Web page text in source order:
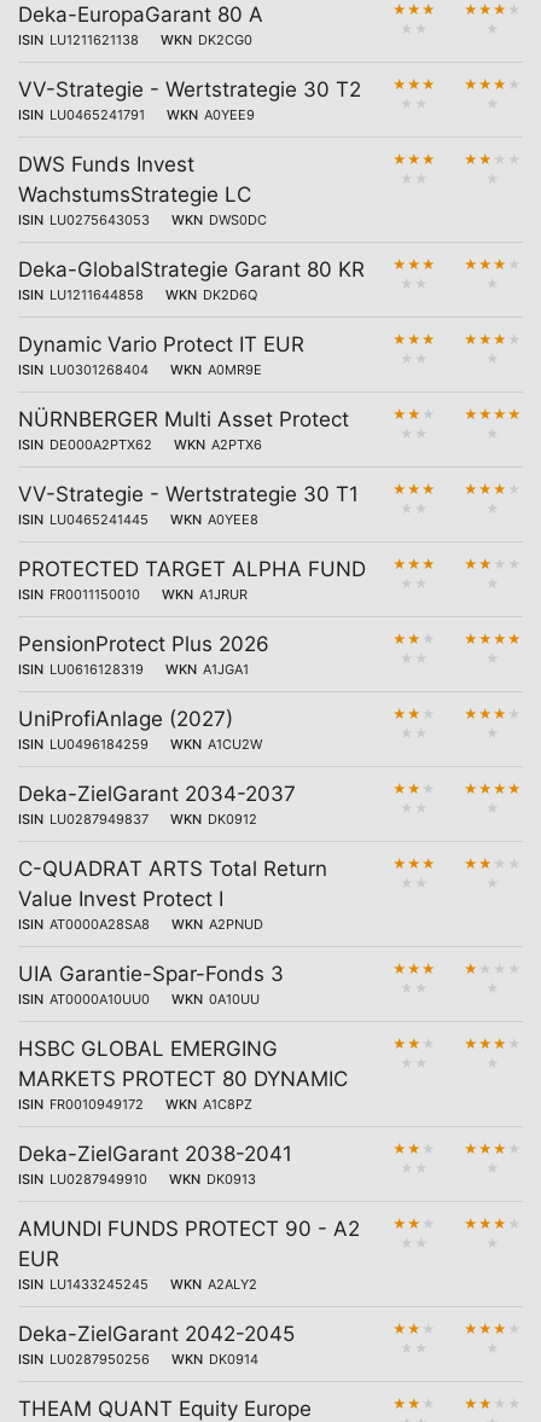
Deka-EuropaGarant 80 A
ISIN LU1211621138 WKN DK2CG0
★ ★ ★
★ ★
★ ★ ★ ★
★
VV-Strategie - Wertstrategie 30 T2
ISIN LU0465241791 WKN A0YEE9
★ ★ ★
★ ★
★ ★ ★ ★
★
DWS Funds Invest
WachstumsStrategie LC
ISIN LU0275643053 WKN DWS0DC
★ ★ ★
★ ★
★ ★ ★ ★
★
Deka-GlobalStrategie Garant 80 KR
ISIN LU1211644858 WKN DK2D6Q
★ ★ ★
★ ★
★ ★ ★ ★
★
Dynamic Vario Protect IT EUR
ISIN LU0301268404 WKN A0MR9E
★ ★ ★
★ ★
★ ★ ★ ★
★
NÜRNBERGER Multi Asset Protect
ISIN DE000A2PTX62 WKN A2PTX6
★ ★ ★
★ ★
★ ★ ★ ★
★
VV-Strategie - Wertstrategie 30 T1
ISIN LU0465241445 WKN A0YEE8
★ ★ ★
★ ★
★ ★ ★ ★
★
PROTECTED TARGET ALPHA FUND
ISIN FR0011150010 WKN A1JRUR
★ ★ ★
★ ★
★ ★ ★ ★
★
PensionProtect Plus 2026
ISIN LU0616128319 WKN A1JGA1
★ ★ ★
★ ★
★ ★ ★ ★
★
UniProfiAnlage (2027)
ISIN LU0496184259 WKN A1CU2W
★ ★ ★
★ ★
★ ★ ★ ★
★
Deka-ZielGarant 2034-2037
ISIN LU0287949837 WKN DK0912
★ ★ ★
★ ★
★ ★ ★ ★
★
C-QUADRAT ARTS Total Return
Value Invest Protect I
ISIN AT0000A28SA8 WKN A2PNUD
★ ★ ★
★ ★
★ ★ ★ ★
★
UIA Garantie-Spar-Fonds 3
ISIN AT0000A10UU0 WKN 0A10UU
★ ★ ★
★ ★
★ ★ ★ ★
★
HSBC GLOBAL EMERGING
MARKETS PROTECT 80 DYNAMIC
ISIN FR0010949172 WKN A1C8PZ
★ ★ ★
★ ★
★ ★ ★ ★
★
Deka-ZielGarant 2038-2041
ISIN LU0287949910 WKN DK0913
★ ★ ★
★ ★
★ ★ ★ ★
★
AMUNDI FUNDS PROTECT 90 - A2
EUR
ISIN LU1433245245 WKN A2ALY2
★ ★ ★
★ ★
★ ★ ★ ★
★
Deka-ZielGarant 2042-2045
ISIN LU0287950256 WKN DK0914
★ ★ ★
★ ★
★ ★ ★ ★
★
THEAM QUANT Equity Europe ★ ★ ★
★ ★ ★ ★